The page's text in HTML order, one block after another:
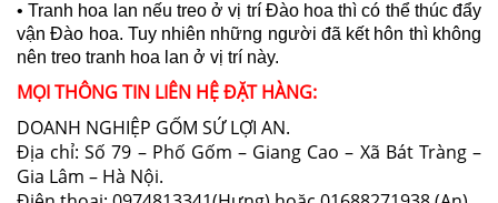
• Tranh hoa lan nếu treo ở vị trí Đào hoa thì có thể thúc đẩy
vận Đào hoa. Tuy nhiên những người đã kết hôn thì không
nên treo tranh hoa lan ở vị trí này.
MỌI THÔNG TIN LIÊN HỆ ĐẶT HÀNG:
DOANH NGHIỆP GỐM SỨ LỢI AN.
Địa chỉ: Số 79 – Phố Gốm – Giang Cao – Xã Bát Tràng –
Gia Lâm – Hà Nội.